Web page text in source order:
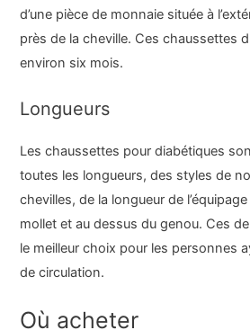
d’une pièce de monnaie située à
près de la cheville. Ces chaussettes
environ six mois.
Longueurs
Les chaussettes pour diabétiques
toutes les longueurs, des styles de
chevilles, de la longueur de
mollet et au dessus du genou. Ces
le meilleur choix pour les personnes
de circulation.
Où acheter